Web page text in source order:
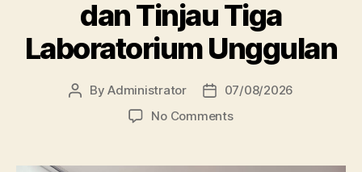
dan Tinjau Tiga
Laboratorium Unggulan
PostByAdministrator
Post
date
07/08/2026
No Commentson
Silaturahmi